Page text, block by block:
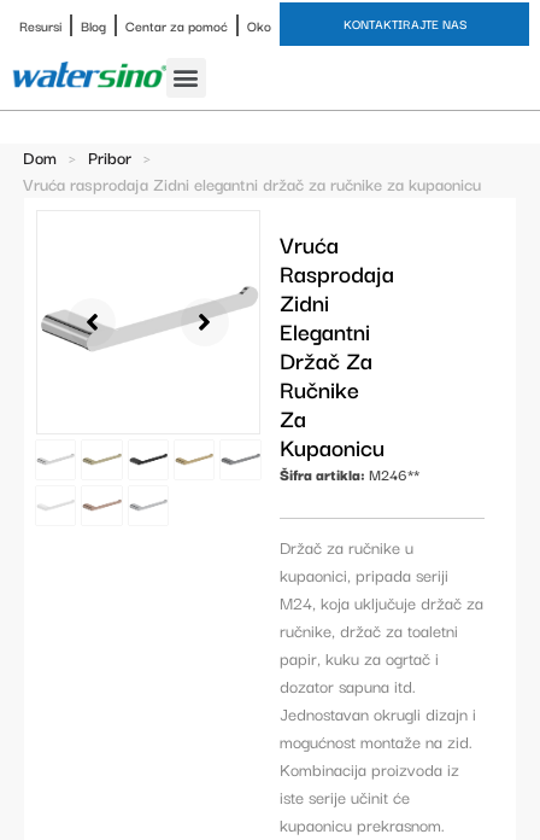
Resursi Blog Centar za pomoć Oko KONTAKTIRAJTE NAS
Dom > Pribor >
Vruća rasprodaja Zidni elegantni držač za ručnike za kupaonicu
Vruća
Rasprodaja
Zidni
Elegantni
Držač Za
Ručnike
Za
Kupaonicu
Šifra artikla: M246**
Držač za ručnike u
kupaonici, pripada seriji
M24, koja uključuje držač za
ručnike, držač za toaletni
papir, kuku za ogrtač i
dozator sapuna itd.
Jednostavan okrugli dizajn i
mogućnost montaže na zid.
Kombinacija proizvoda iz
iste serije učinit će
kupaonicu prekrasnom.